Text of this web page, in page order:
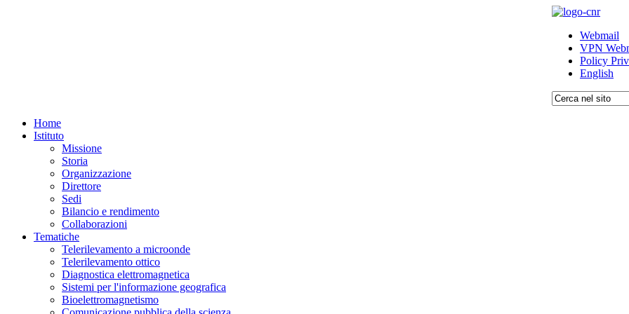
Webmail
VPN
Policy
English
Home
Istituto
Missione
Storia
Organizzazione
Direttore
Sedi
Bilancio e rendimento
Collaborazioni
Tematiche
Telerilevamento a microonde
Telerilevamento ottico
Diagnostica elettromagnetica
Sistemi per l'informazione geografica
Bioelettromagnetismo